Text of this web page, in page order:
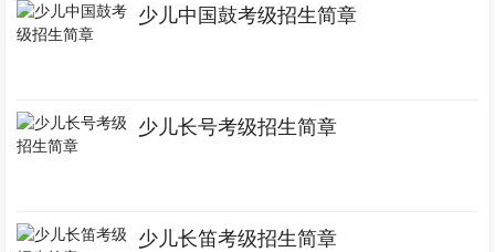
少儿中国鼓考级招生简章
少儿长号考级招生简章
少儿长笛考级招生简章